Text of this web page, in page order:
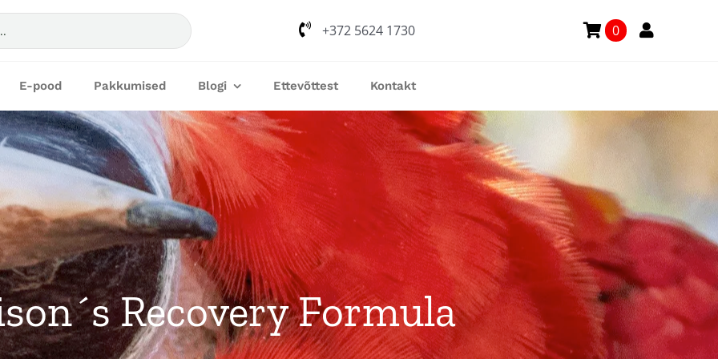
+372 5624 1730 0
E-pood Pakkumised Blogi Ettevõttest Kontakt
Recovery Formula